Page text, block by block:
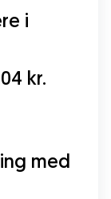
i
kr.
med